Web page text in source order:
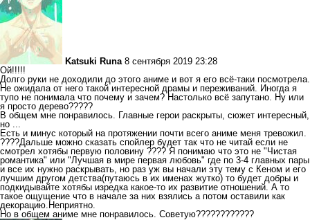
Katsuki Runa 8 сентября 2019 23:28
Ой!!!!!
Долго руки не доходили до этого аниме и вот я его всё-таки посмотрела.
Не ожидала от него такой интересной драмы и переживаний. Иногда я
тупо не понимала что почему и зачем? Настолько всё запутано. Ну или
я просто дерево?????
В общем мне понравилось. Главные герои раскрыты, сюжет интересный,
но ...
Есть и минус который на протяжении почти всего аниме меня тревожил.
????Дальше можно сказать спойлер будет так что не читай если не
смотрел хотябы первую половину ???? Я понимаю что это не "Чистая
романтика" или "Лучшая в мире первая любовь" где по 3-4 главных пары
и все их нужно раскрывать, но раз уж вы начали эту тему с Кеном и его
лучшим другом детства(путаюсь в их именах жутко) то будет добры и
подкидывайте хотябы изредка какое-то их развитие отношений. А то
такое ощущение что в начале за них взялись а потом оставили как
декорацию.Неприятно.
Но в общем аниме мне понравилось. Советую????????????